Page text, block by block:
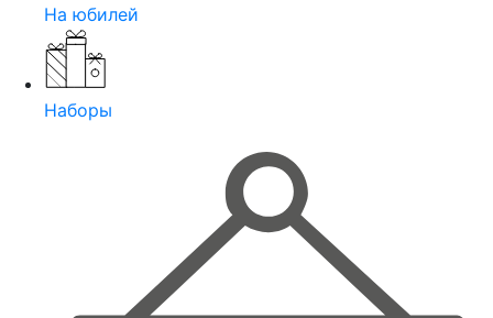
На юбилей
Наборы